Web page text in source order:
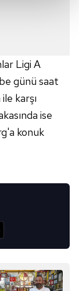
çerezler
kişisel
bilgi
işlevsel
panel
detaylı bilgi
uyarınca
Ligi A
günü saat
karşı
ise
konuk